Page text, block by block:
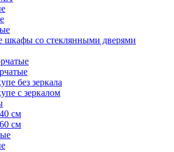
со стеклянными дверями
без зеркала
с зеркалом
см
см